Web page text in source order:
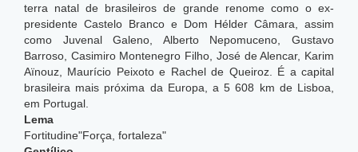
terra natal de brasileiros de grande renome como o ex-
presidente Castelo Branco e Dom Hélder Câmara, assim
como Juvenal Galeno, Alberto Nepomuceno, Gustavo
Barroso, Casimiro Montenegro Filho, José de Alencar, Karim
Aïnouz, Maurício Peixoto e Rachel de Queiroz. É a capital
brasileira mais próxima da Europa, a 5 608 km de Lisboa,
em Portugal.
Lema
Fortitudine"Força, fortaleza"